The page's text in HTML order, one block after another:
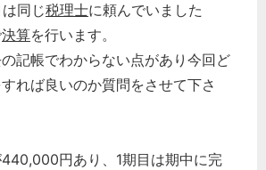
同じ税理士に頼んでいました
決算を行います。
記帳でわからない点があり今回ど
れば良いのか質問をさせて下さ
円あり、1期目は期中に完